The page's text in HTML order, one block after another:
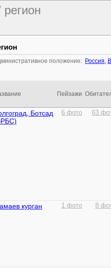
регион
положение: Россия,
Пейзажи
Ботсад
6 фото 63
курган 1 фото 8